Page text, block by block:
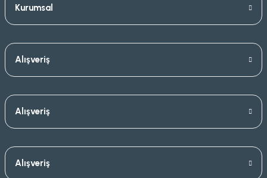
Kurumsal
Alışveriş
Alışveriş
Alışveriş